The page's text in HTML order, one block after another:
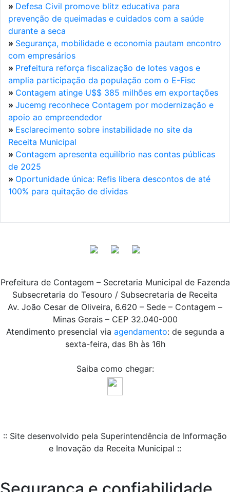
» Defesa Civil promove blitz educativa para
prevenção de queimadas e cuidados com a saúde
durante a seca
» Segurança, mobilidade e economia pautam encontro
com empresários
» Prefeitura reforça fiscalização de lotes vagos e
amplia participação da população com o E-Fisc
» Contagem atinge U$$ 385 milhões em exportações
» Jucemg reconhece Contagem por modernização e
apoio ao empreendedor
» Esclarecimento sobre instabilidade no site da
Receita Municipal
» Contagem apresenta equilíbrio nas contas públicas
de 2025
» Oportunidade única: Refis libera descontos de até
100% para quitação de dívidas
Prefeitura de Contagem – Secretaria Municipal de Fazenda
Subsecretaria do Tesouro / Subsecretaria de Receita
Av. João Cesar de Oliveira, 6.620 – Sede – Contagem –
Minas Gerais – CEP 32.040-000
Atendimento presencial via agendamento: de segunda a
sexta-feira, das 8h às 16h
Saiba como chegar:
:: Site desenvolvido pela Superintendência de Informação
e Inovação da Receita Municipal ::